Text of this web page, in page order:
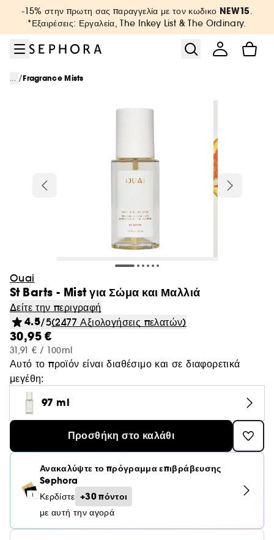
Μετάβαση στο μενού
Μετάβαση στο κύριο περιεχόμενο
Μετάβαση στο υποσέλιδο
-15% στην πρωτη σας παραγγελία με τον κωδικο NEW15.
*Εξαιρέσεις: Εργαλεία, The Inkey List & The Ordinary.
... /Fragrance Mists
Ouai
St Barts - Mist για Σώμα και Μαλλιά
Δείτε την περιγραφή
4.5/5(2477 Αξιολογήσεις πελατών)
30,95 €
31,91 € / 100ml
Αυτό το προϊόν είναι διαθέσιμο και σε διαφορετικά
μεγέθη:
97 ml
Προσθήκη στο καλάθι
Ανακαλύψτε το πρόγραμμα επιβράβευσης
Sephora
Κερδίστε +30 πόντοι
με αυτή την αγορά